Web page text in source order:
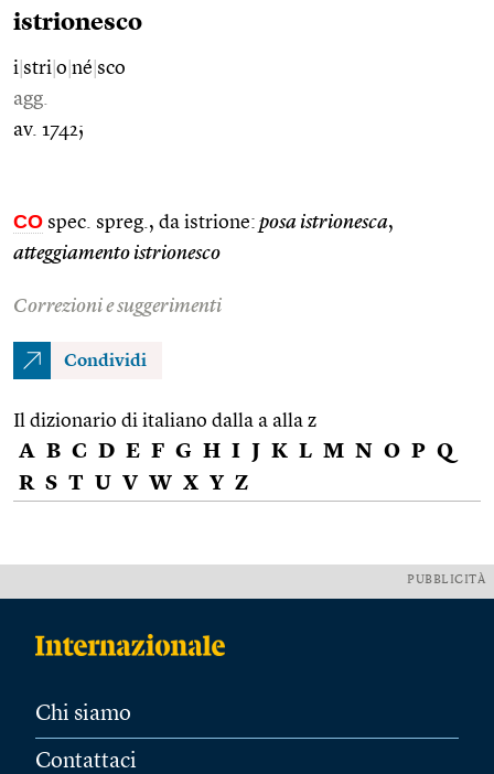
istrionesco
i stri o né sco
agg.
av. 1742;
CO spec. spreg., da istrione: posa istrionesca,
atteggiamento istrionesco
Correzioni e suggerimenti
Condividi
Il dizionario di italiano dalla a alla z
A B C D E F G H I J K L M N O P Q
R S T U V W X Y Z
PUBBLICITÀ
Chi siamo
Contattaci